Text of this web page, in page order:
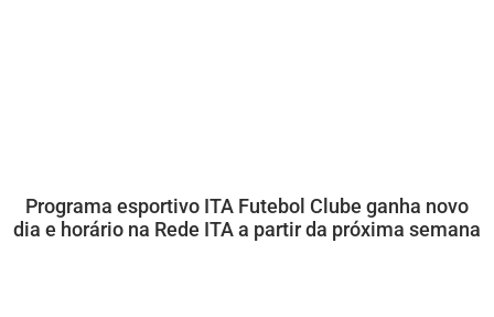
Programa esportivo ITA Futebol Clube ganha novo
dia e horário na Rede ITA a partir da próxima semana